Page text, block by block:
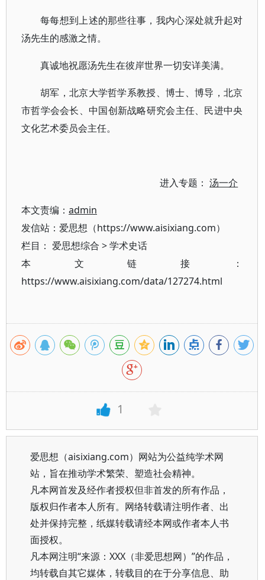
每每想到上述的那些往事，我内心深处就升起对
汤先生的感激之情。
真诚地祝愿汤先生在彼岸世界一切安详美满。
胡军，北京大学哲学系教授、博士、博导，北京
市哲学会会长、中国创新战略研究会主任、民进中央
文化艺术委员会主任。
进入专题：汤一介
本文责编： admin
发信站：爱思想（https://www.aisixiang.com）
栏目： 爱思想综合 >学术史话
本文链接：
https://www.aisixiang.com/data/127274.html
1
爱思想（aisixiang.com）网站为公益纯学术网
站，旨在推动学术繁荣、塑造社会精神。
凡本网首发及经作者授权但非首发的所有作品，
版权归作者本人所有。网络转载请注明作者、出
处并保持完整，纸媒转载请经本网或作者本人书
面授权。
凡本网注明“来源：XXX（非爱思想网）”的作品，
均转载自其它媒体，转载目的在于分享信息、助